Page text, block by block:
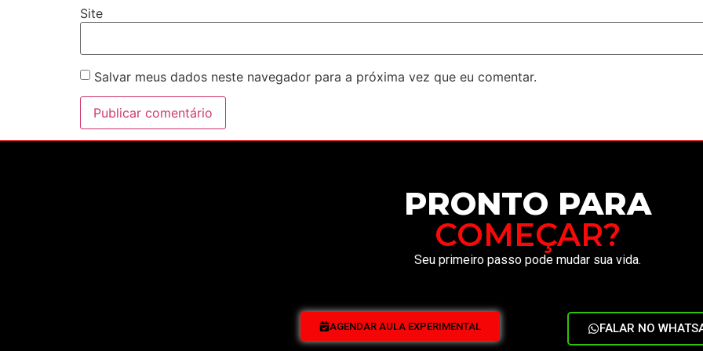
Site
Salvar meus dados neste navegador para a próxima vez que eu comentar.
PRONTO PARA
COMEÇAR?
Seu primeiro passo pode mudar sua vida.
AGENDAR AULA EXPERIMENTAL FALAR NO